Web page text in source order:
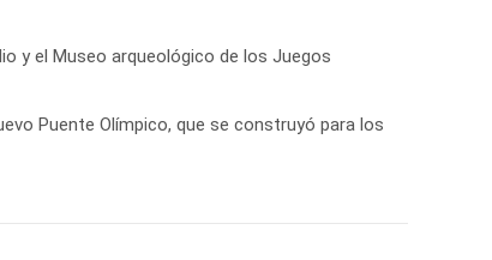
y el Museo arqueológico de los Juegos
Puente Olímpico, que se construyó para los